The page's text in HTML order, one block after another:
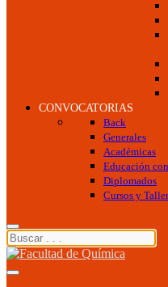
CONVOCATORIAS
Back
Generales
Académicas
Educación
Diplomados
Cursos y